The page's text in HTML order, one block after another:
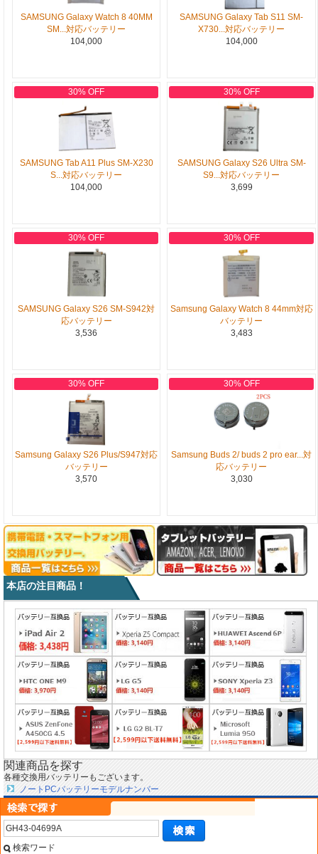
SAMSUNG Galaxy Watch 8 40MM
SM...対応バッテリー
104,000
SAMSUNG Galaxy Tab S11 SM-
X730...対応バッテリー
104,000
30% OFF
SAMSUNG Tab A11 Plus SM-X230
S...対応バッテリー
104,000
30% OFF
SAMSUNG Galaxy S26 Ultra SM-
S9...対応バッテリー
3,699
30% OFF
SAMSUNG Galaxy S26 SM-S942対
応バッテリー
3,536
30% OFF
Samsung Galaxy Watch 8 44mm対応
バッテリー
3,483
30% OFF
Samsung Galaxy S26 Plus/S947対応
バッテリー
3,570
30% OFF
Samsung Buds 2/ buds 2 pro ear...対
応バッテリー
3,030
本店の注目商品！
関連商品を探す
各種交換用バッテリーもございます。
ノートPCバッテリーモデルナンバー
検索ワード